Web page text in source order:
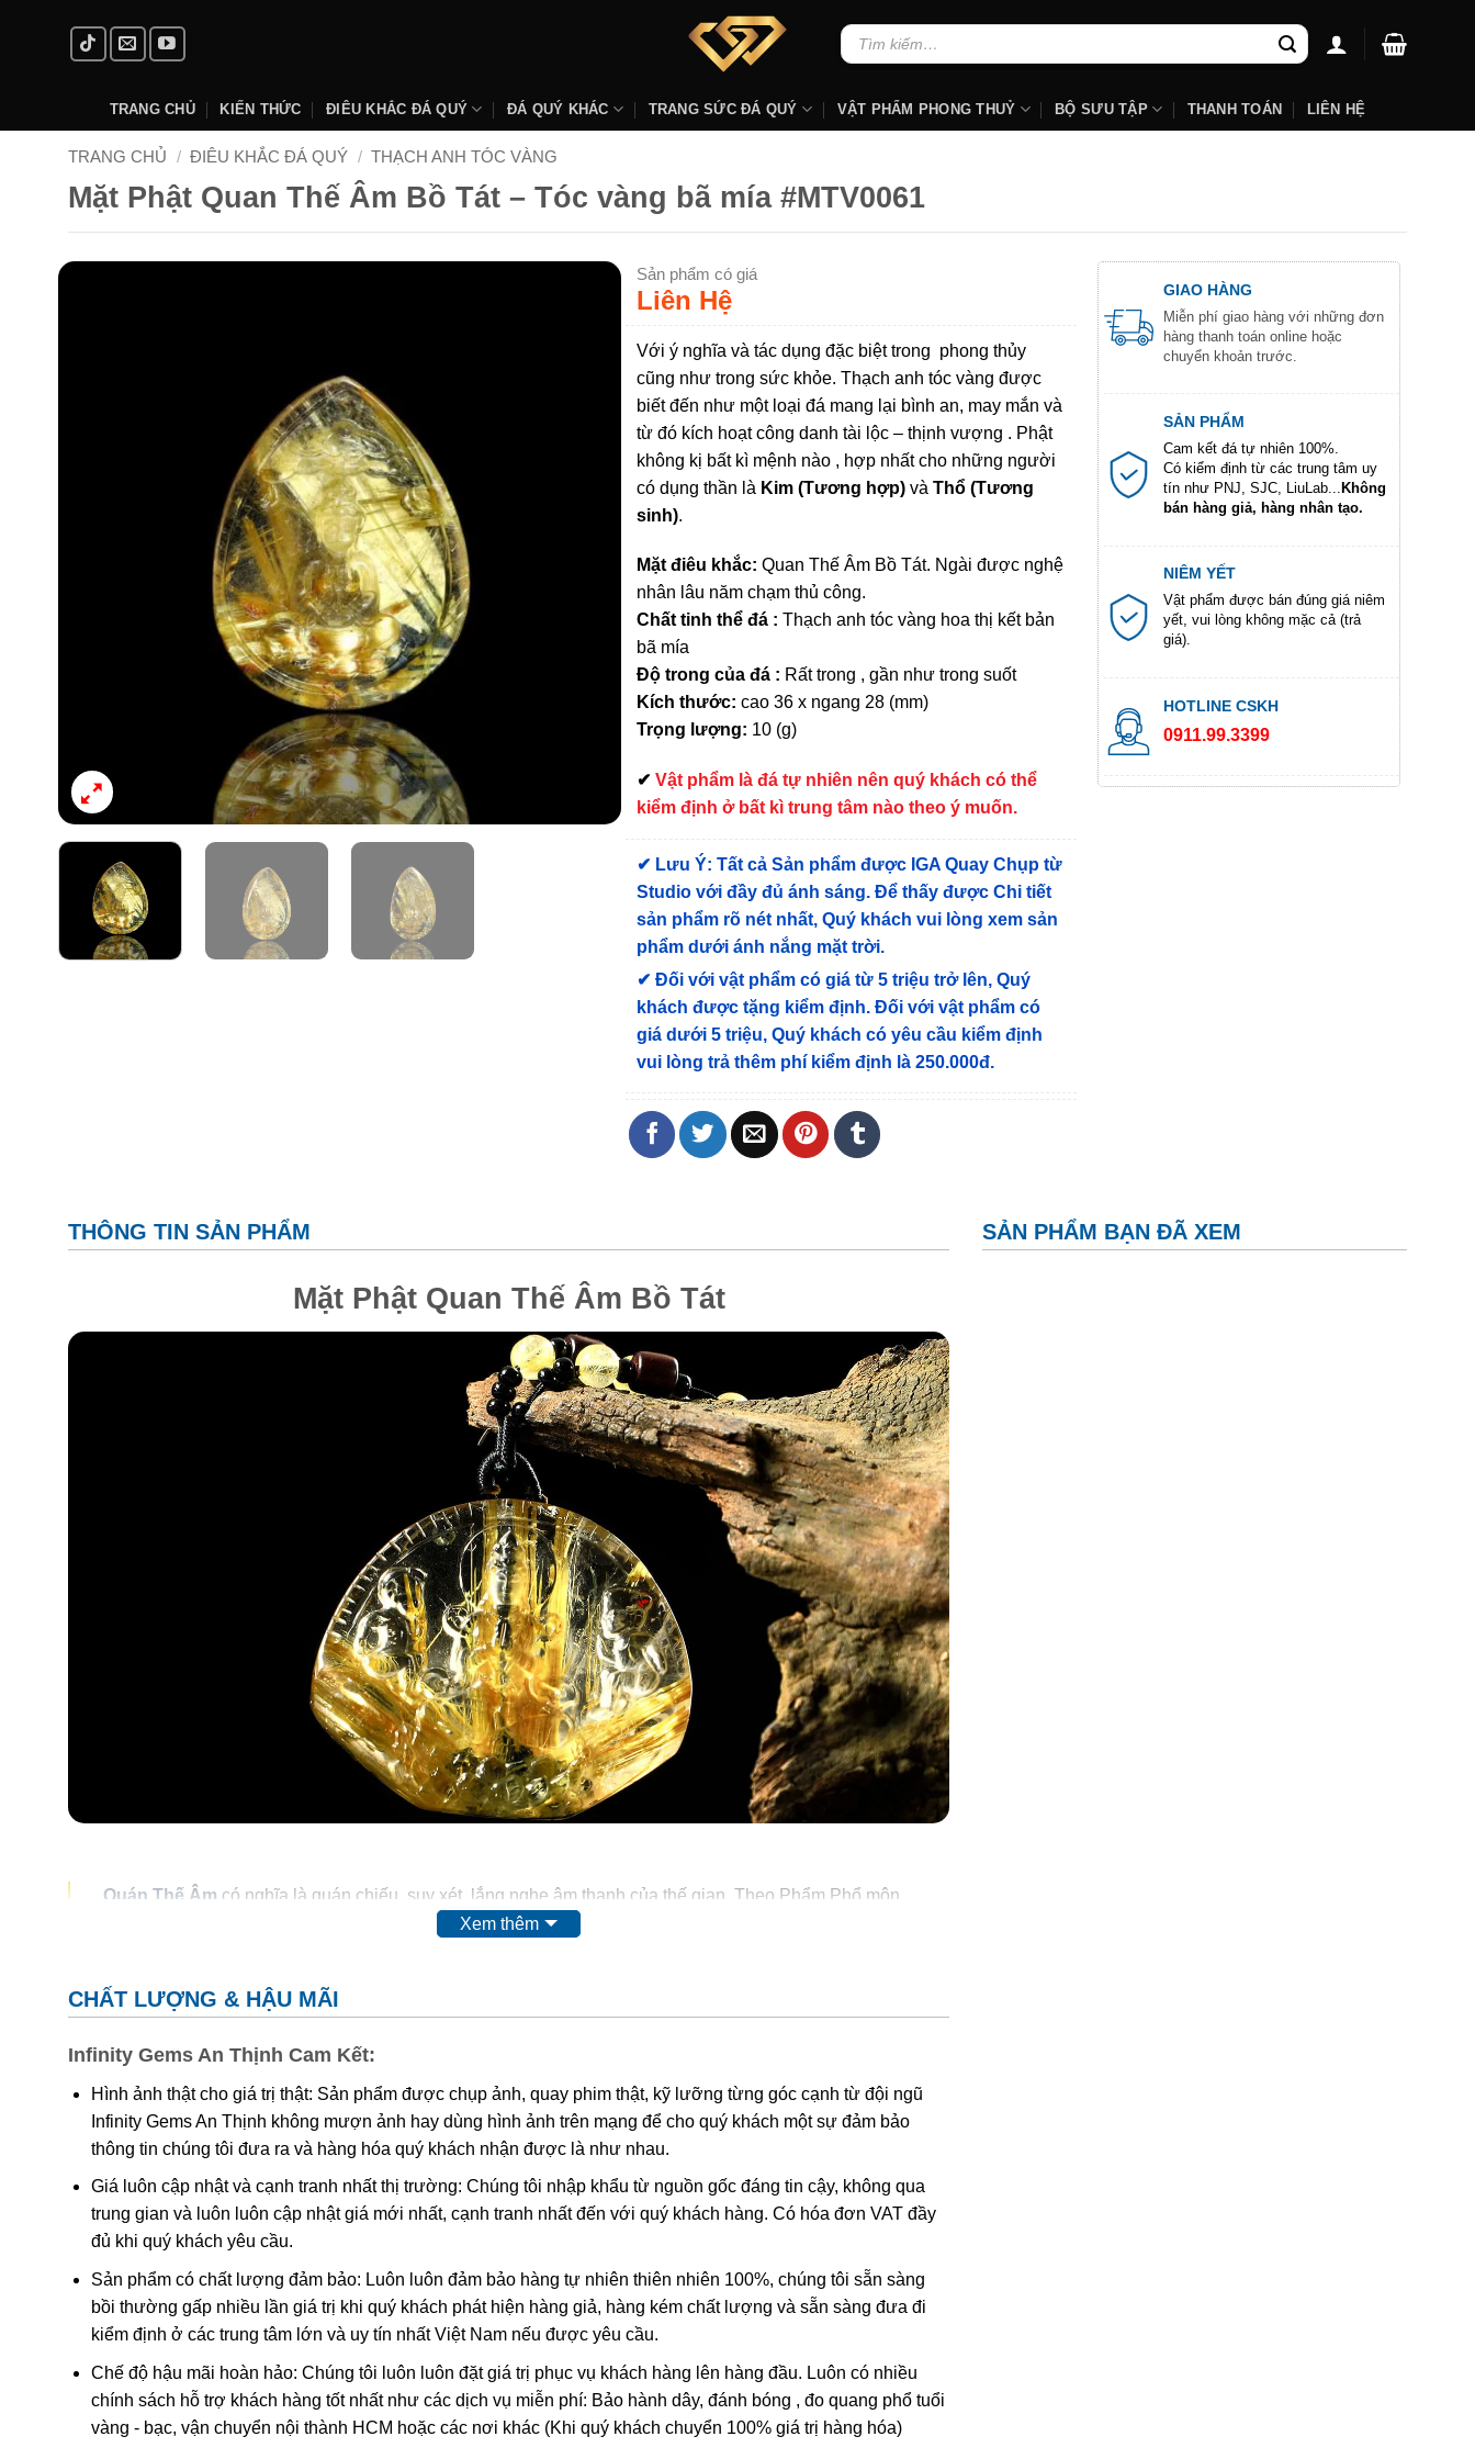
Tìm
kiếm:
TRANG CHỦ KIẾN THỨC ĐIÊU KHẮC ĐÁ QUÝ ĐÁ QUÝ KHÁC TRANG SỨC ĐÁ QUÝ VẬT PHẨM PHONG THUỶ BỘ SƯU TẬP THANH TOÁN LIÊN HỆ
TRANG CHỦ / ĐIÊU KHẮC ĐÁ QUÝ / THẠCH ANH TÓC VÀNG
Mặt Phật Quan Thế Âm Bồ Tát – Tóc vàng bã mía #MTV0061
Sản phẩm có giá
Liên Hệ
Với ý nghĩa và tác dụng đặc biệt trong phong thủy
cũng như trong sức khỏe. Thạch anh tóc vàng được
biết đến như một loại đá mang lại bình an, may mắn và
từ đó kích hoạt công danh tài lộc – thịnh vượng . Phật
không kị bất kì mệnh nào , hợp nhất cho những người
có dụng thần là Kim (Tương hợp) vàThổ (Tương
sinh).
Mặt điêu khắc: Quan Thế Âm Bồ Tát. Ngài được nghệ
nhân lâu năm chạm thủ công.
Chất tinh thể đá :Thạch anh tóc vàng hoa thị kết bản
bã mía
Độ trong của đá : Rất trong , gần như trong suốt
Kích thước: cao 36 x ngang 28 (mm)
Trọng lượng: 10 (g)
✔Vật phẩm là đá tự nhiên nên quý khách có thể
kiểm định ở bất kì trung tâm nào theo ý muốn.
✔ Lưu Ý: Tất cả Sản phẩm được IGA Quay Chụp từ
Studio với đầy đủ ánh sáng. Để thấy được Chi tiết
sản phẩm rõ nét nhất, Quý khách vui lòng xem sản
phẩm dưới ánh nắng mặt trời.
✔Đối với vật phẩm có giá từ 5 triệu trở lên, Quý
khách được tặng kiểm định. Đối với vật phẩm có
giá dưới 5 triệu, Quý khách có yêu cầu kiểm định
vui lòng trả thêm phí kiểm định là 250.000đ.
GIAO HÀNG
Miễn phí giao hàng với những đơn
hàng thanh toán online hoặc
chuyển khoản trước.
SẢN PHẨM
Cam kết đá tự nhiên 100%.
Có kiểm định từ các trung tâm uy
tín như PNJ, SJC, LiuLab...
Không
bán hàng giả, hàng nhân tạo.
NIÊM YẾT
Vật phẩm được bán đúng giá niêm
yết, vui lòng không mặc cả (trả
giá).
HOTLINE CSKH
0911.99.3399
THÔNG TIN SẢN PHẨM
Mặt Phật Quan Thế Âm Bồ Tát
Quán Thế Âm có nghĩa là quán chiếu, suy xét, lắng nghe âm thanh của thế gian. Theo Phẩm Phổ môn
trong kinh diệu pháp hoa , sở dĩ ngài mang tên gọi như vậy là do hạnh nguyện từ bi cứu khổ nạn, mỗi khi
Thạch Anh Tóc Vànglà một dòng đá cao cấp trong dòng họ đá thạch anh tóc. Được nhiều người yêu thích bởi
màu vàng kèm theo hiệu ứng quang học tượng trưng cho hào quang ánh mặt trời mang nguồn năng lượng tích
cực được ứng dụng nhiều trong chữa bệnh và phong thủy. Với ý nghĩa của tóc vàng là biểu tượng của sự phát
được yên ấm, bền vững. Bạn hãy cùng chúng tôi tìm về 3 sự thật đằng sau ý nghĩa của thạch anh tóc vàng! cũng
cách chọn vòng tay thạch anh tóc vàng chất lượng chuẩn 100% tự nhiên
Xem thêm
CHẤT LƯỢNG & HẬU MÃI
Infinity Gems An Thịnh Cam Kết:
Hình ảnh thật cho giá trị thật: Sản phẩm được chụp ảnh, quay phim thật, kỹ lưỡng từng góc cạnh từ đội ngũ
Infinity Gems An Thịnh không mượn ảnh hay dùng hình ảnh trên mạng để cho quý khách một sự đảm bảo
thông tin chúng tôi đưa ra và hàng hóa quý khách nhận được là như nhau.
Giá luôn cập nhật và cạnh tranh nhất thị trường: Chúng tôi nhập khẩu từ nguồn gốc đáng tin cậy, không qua
trung gian và luôn luôn cập nhật giá mới nhất, cạnh tranh nhất đến với quý khách hàng. Có hóa đơn VAT đầy
đủ khi quý khách yêu cầu.
Sản phẩm có chất lượng đảm bảo: Luôn luôn đảm bảo hàng tự nhiên thiên nhiên 100%, chúng tôi sẵn sàng
bồi thường gấp nhiều lần giá trị khi quý khách phát hiện hàng giả, hàng kém chất lượng và sẵn sàng đưa đi
kiểm định ở các trung tâm lớn và uy tín nhất Việt Nam nếu được yêu cầu.
Chế độ hậu mãi hoàn hảo: Chúng tôi luôn luôn đặt giá trị phục vụ khách hàng lên hàng đầu. Luôn có nhiều
chính sách hỗ trợ khách hàng tốt nhất như các dịch vụ miễn phí: Bảo hành dây, đánh bóng , đo quang phổ tuổi
vàng - bạc, vận chuyển nội thành HCM hoặc các nơi khác (Khi quý khách chuyển 100% giá trị hàng hóa)
SẢN PHẨM BẠN ĐÃ XEM